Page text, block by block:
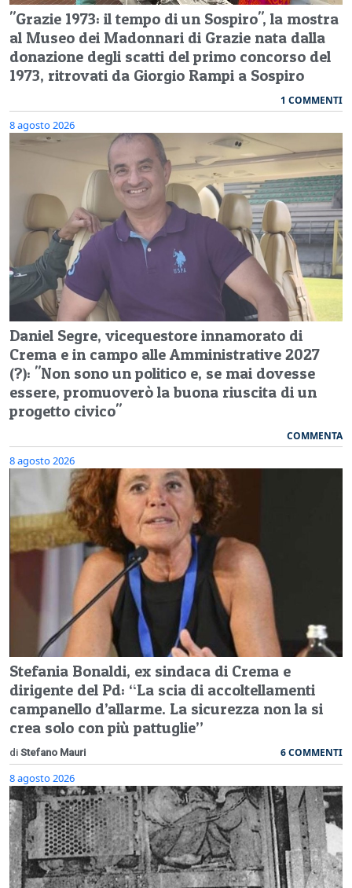
"Grazie 1973: il tempo di un Sospiro", la mostra
al Museo dei Madonnari di Grazie nata dalla
donazione degli scatti del primo concorso del
1973, ritrovati da Giorgio Rampi a Sospiro
1 COMMENTI
8 agosto 2026
Daniel Segre, vicequestore innamorato di
Crema e in campo alle Amministrative 2027
(?): "Non sono un politico e, se mai dovesse
essere, promuoverò la buona riuscita di un
progetto civico"
COMMENTA
8 agosto 2026
Stefania Bonaldi, ex sindaca di Crema e
dirigente del Pd: “La scia di accoltellamenti
campanello d’allarme. La sicurezza non la si
crea solo con più pattuglie”
di Stefano Mauri 6 COMMENTI
8 agosto 2026